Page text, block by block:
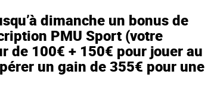
dimanche un bonus de
PMU Sport (votre
de 100€ + 150€ pour jouer au
un gain de 355€ pour une